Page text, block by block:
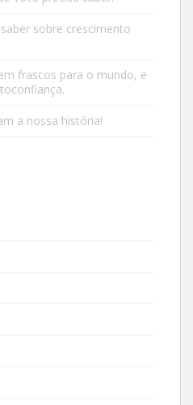
sobre crescimento
frascos para o mundo, e
a nossa história!